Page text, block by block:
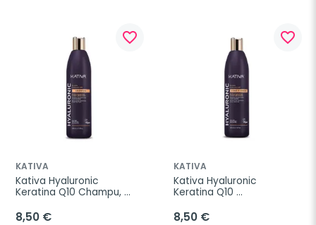
favorite_border
KATIVA
Kativa Hyaluronic
Keratina Q10 Champu,
8,50 €
favorite_border
KATIVA
Kativa Hyaluronic
Keratina Q10
8,50 €